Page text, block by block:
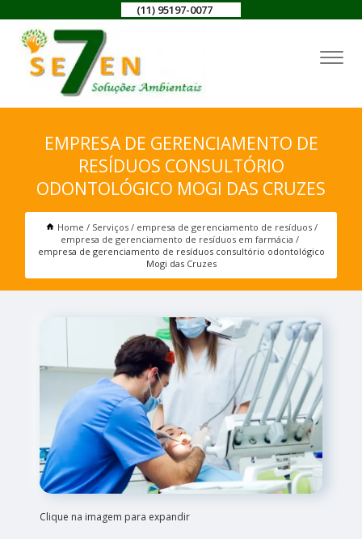
(11) 95197-0077
EMPRESA DE GERENCIAMENTO DE
RESÍDUOS CONSULTÓRIO
ODONTOLÓGICO MOGI DAS CRUZES
Home Serviços
empresa de gerenciamento de resíduos
empresa de gerenciamento de resíduos em farmácia
empresa de gerenciamento de resíduos consultório odontológico
Mogi das Cruzes
Clique na imagem para expandir